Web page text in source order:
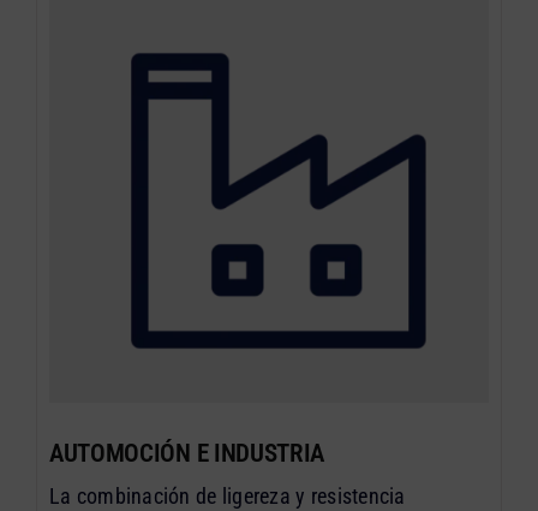
AUTOMOCIÓN E INDUSTRIA
La combinación de ligereza y resistencia